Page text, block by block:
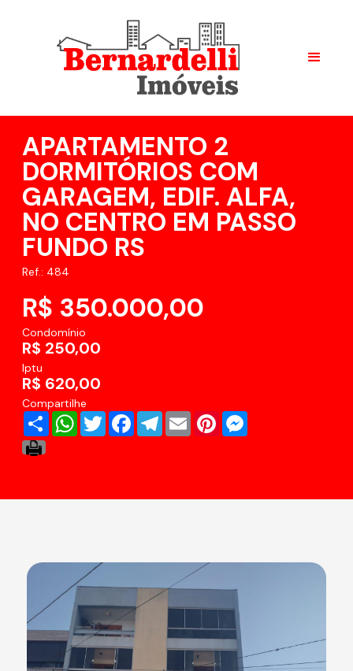
APARTAMENTO 2
DORMITÓRIOS COM
GARAGEM, EDIF. ALFA,
NO CENTRO EM PASSO
FUNDO RS
Ref.: 484
R$ 350.000,00
Condomínio
R$ 250,00
Iptu
R$ 620,00
Compartilhe
Share WhatsApp
TwitterFacebookTelegram
Email Pinterest